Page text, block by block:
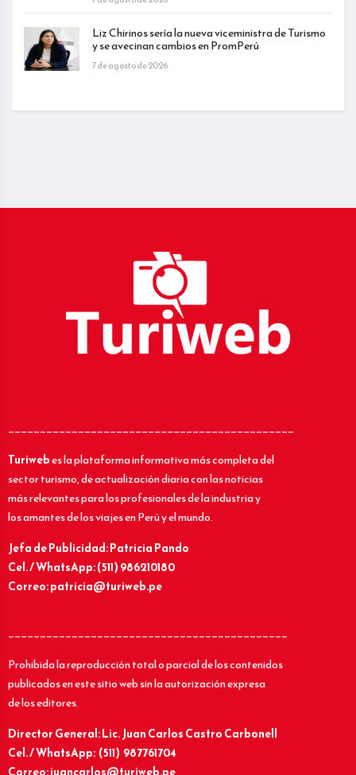
Liz Chirinos sería la nueva viceministra de Turismo
y se avecinan cambios en PromPerú
7 de agosto de 2026
_____________________________________________
Turiwebes la plataforma informativa más completa del
sector turismo, de actualización diaria con las noticias
más relevantes para los profesionales de la industria y
los amantes de los viajes en Perú y el mundo.
Jefa de Publicidad: Patricia Pando
Cel. / WhatsApp: (511) 986210180
Correo: patricia@turiweb.pe
____________________________________________
Prohibida la reproducción total o parcial de los contenidos
publicados en este sitio web sin la autorización expresa
de los editores.
Director General: Lic.Juan Carlos Castro Carbonell
Cel. / WhatsApp: (511) 987761704